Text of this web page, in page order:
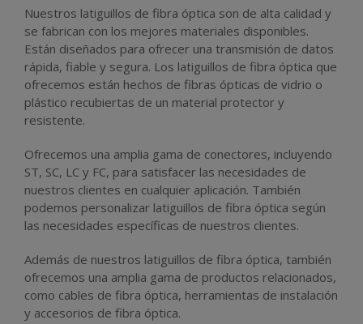
Nuestros latiguillos de fibra óptica son de alta calidad y
se fabrican con los mejores materiales disponibles.
Están diseñados para ofrecer una transmisión de datos
rápida, fiable y segura. Los latiguillos de fibra óptica que
ofrecemos están hechos de fibras ópticas de vidrio o
plástico recubiertas de un material protector y
resistente.
Ofrecemos una amplia gama de conectores, incluyendo
ST, SC, LC y FC, para satisfacer las necesidades de
nuestros clientes en cualquier aplicación. También
podemos personalizar latiguillos de fibra óptica según
las necesidades específicas de nuestros clientes.
Además de nuestros latiguillos de fibra óptica, también
ofrecemos una amplia gama de productos relacionados,
como cables de fibra óptica, herramientas de instalación
y accesorios de fibra óptica.